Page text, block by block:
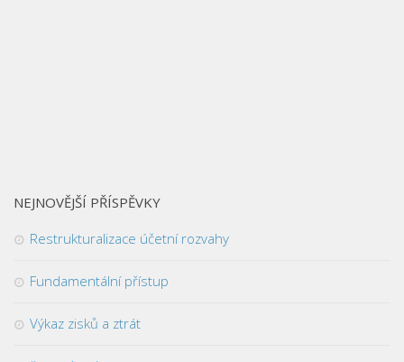
NEJNOVĚJŠÍ PŘÍSPĚVKY
Restrukturalizace účetní rozvahy
Fundamentální přístup
Výkaz zisků a ztrát